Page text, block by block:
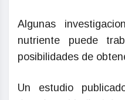
Algunas
nutriente puede
posibilidades de
Un estudio